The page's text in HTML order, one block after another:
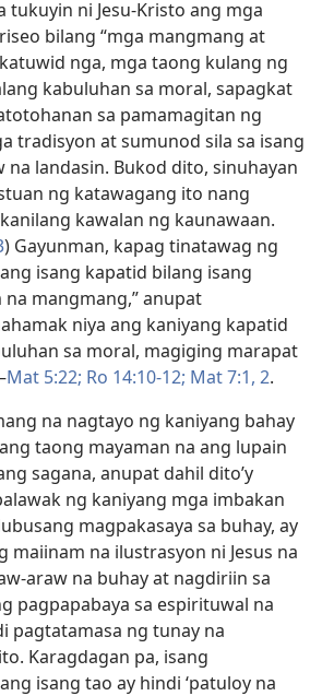
tukuyin ni Jesu-Kristo ang mga
bilang “mga mangmang at
nga, mga taong kulang ng
kabuluhan sa moral, sapagkat
sa pamamagitan ng
tradisyon at sumunod sila sa isang
na landasin. Bukod dito, sinuhayan
ng katawagang ito nang
kawalan ng kaunawaan.
) Gayunman, kapag tinatawag ng
isang kapatid bilang isang
na mangmang,” anupat
niya ang kaniyang kapatid
sa moral, magiging marapat
Mat 5:22; Ro 14:10-12; Mat 7:1, 2.
na nagtayo ng kaniyang bahay
taong mayaman na ang lupain
sagana, anupat dahil dito’y
ng kaniyang mga imbakan
magpakasaya sa buhay, ay
maiinam na ilustrasyon ni Jesus na
araw na buhay at nagdiriin sa
pagpapabaya sa espirituwal na
pagtatamasa ng tunay na
Karagdagan pa, isang
isang tao ay hindi ‘patuloy na